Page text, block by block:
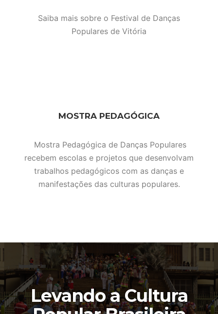
Saiba mais sobre o Festival de Danças
Populares de Vitória
MOSTRA PEDAGÓGICA
Mostra Pedagógica de Danças Populares
recebem escolas e projetos que desenvolvam
trabalhos pedagógicos com as danças e
manifestações das culturas populares.
Levando a Cultura